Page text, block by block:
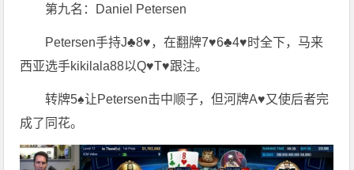
第九名：Daniel Petersen
Petersen手持J♣8♥，在翻牌7♥6♣4♥时全下，马来
西亚选手kikilala88以Q♥T♥跟注。
转牌5♠让Petersen击中顺子，但河牌A♥又使后者完
成了同花。